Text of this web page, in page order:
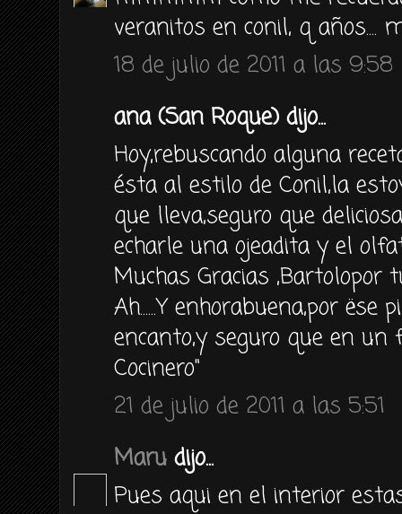
veranitos en conil, q años....
18 de julio de 2011 a las 9:58
ana (San Roque) dijo...
Hoy,rebuscando alguna
ésta al estilo de Conil,la
que lleva,seguro que
echarle una ojeadita y el
Muchas Gracias ,Bartolopor
Ah......Y enhorabuena,por ëse
encanto,y seguro que en un
Cocinero"
21 de julio de 2011 a las 5:51
Maru dijo...
Pues aqui en el interior